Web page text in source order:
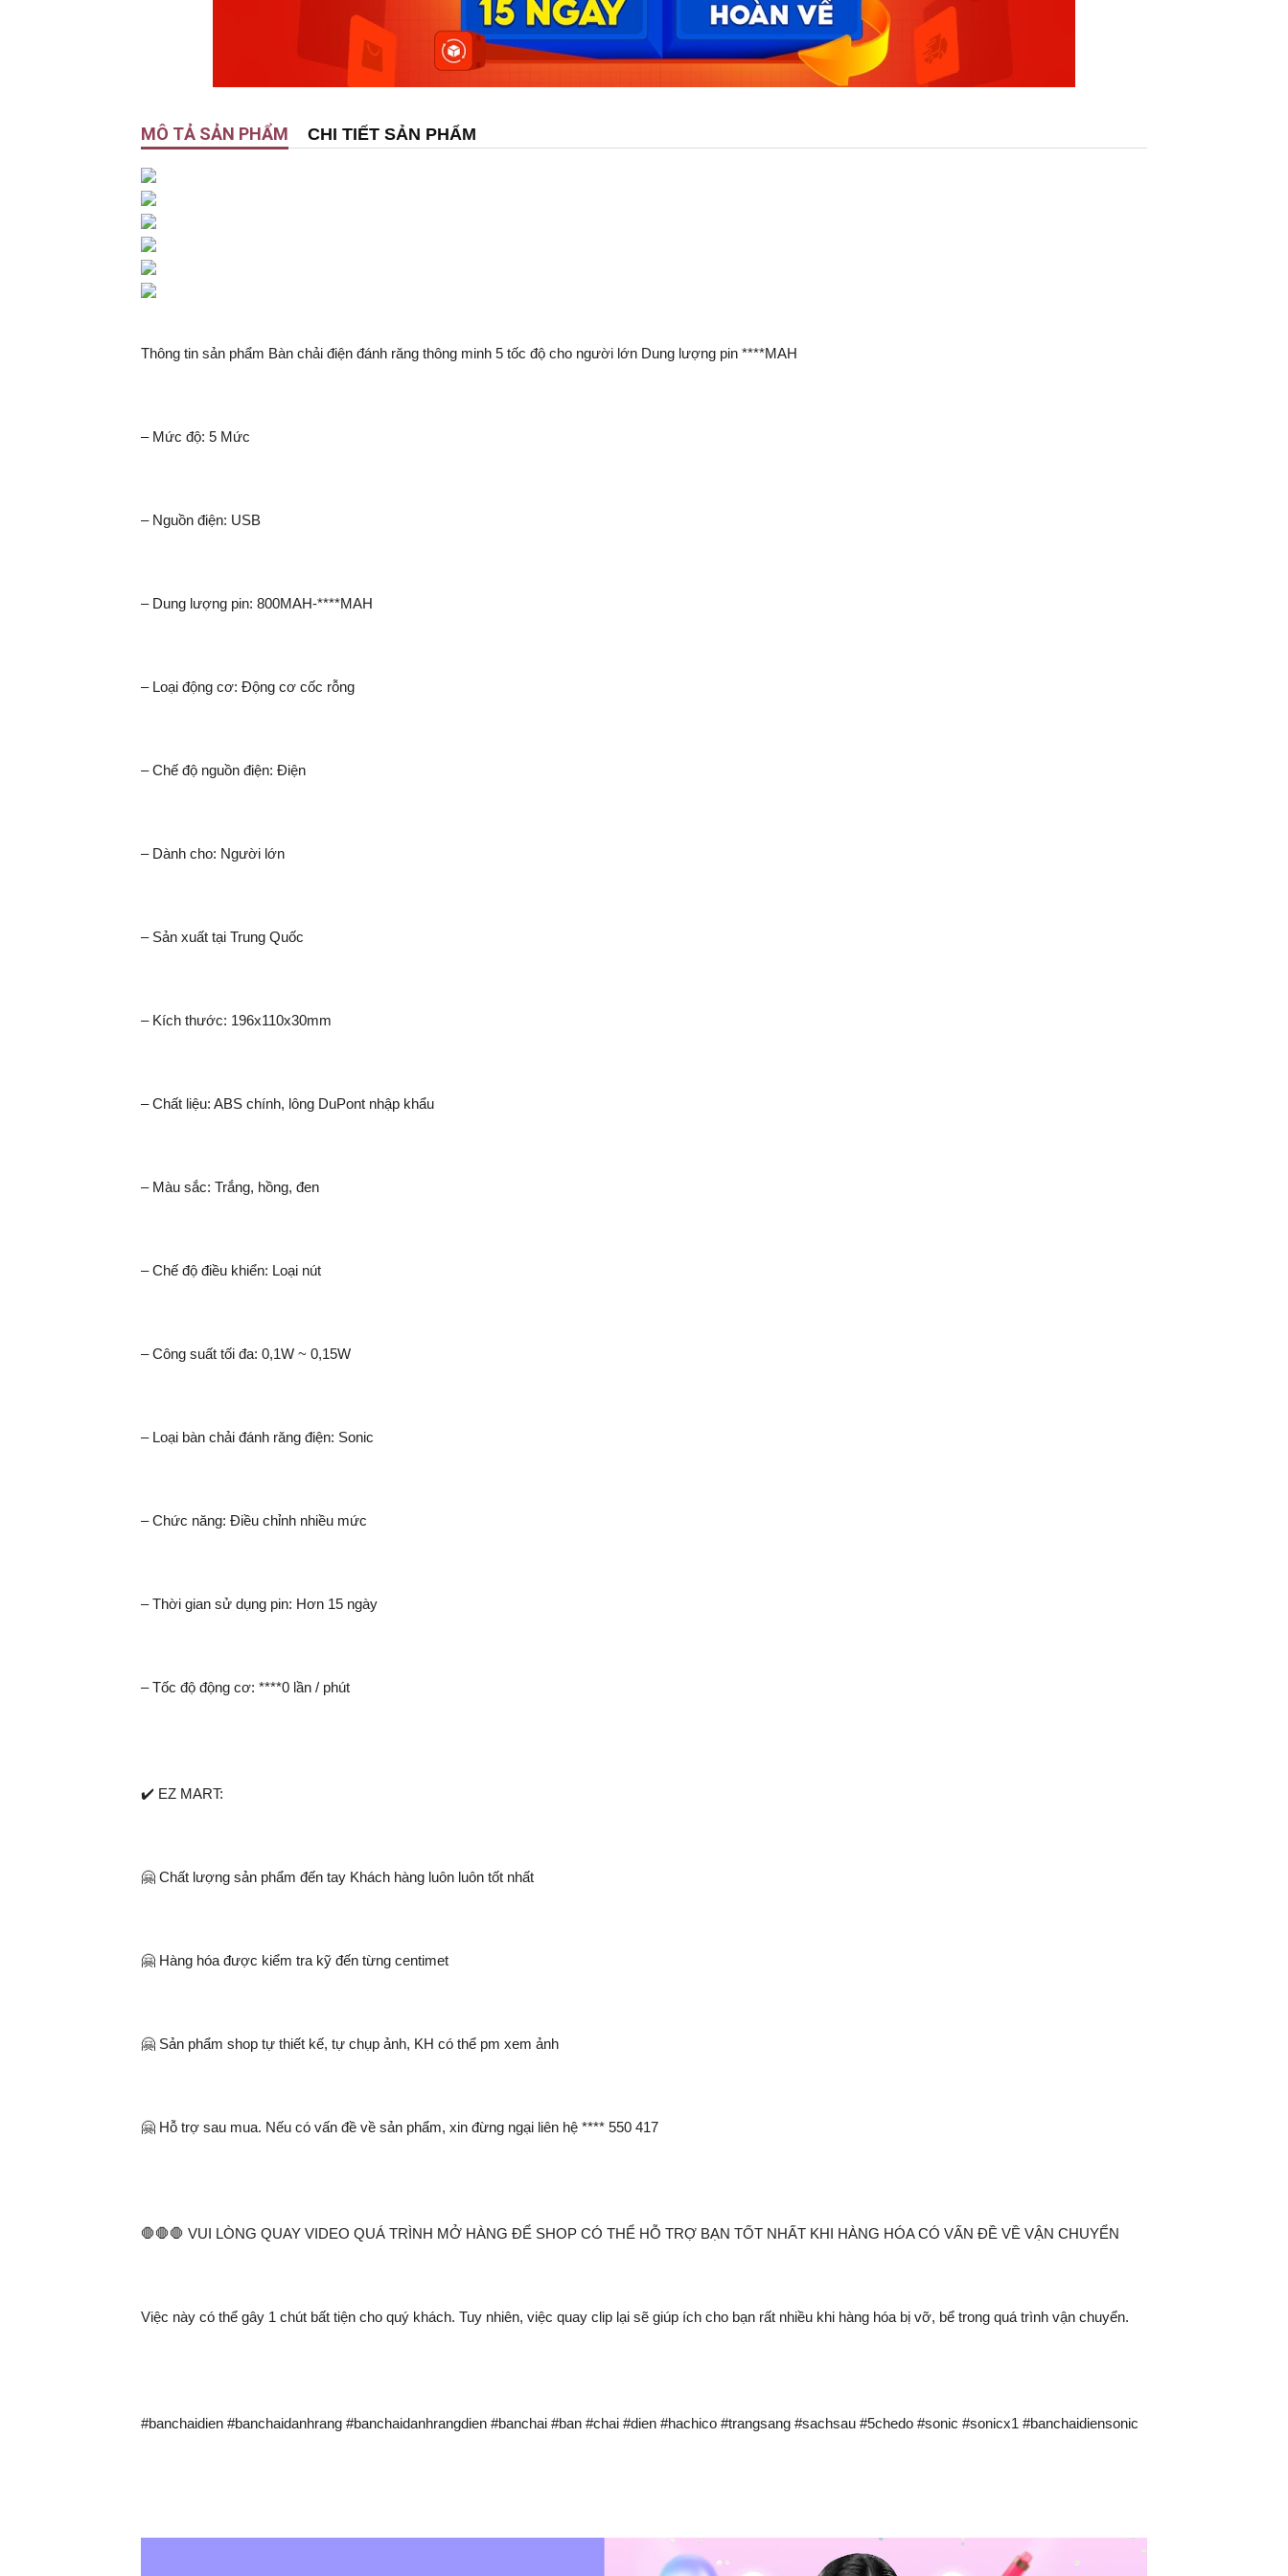
MÔ TẢ SẢN PHẨM CHI TIẾT SẢN PHẨM
Thông tin sản phẩm Bàn chải điện đánh răng thông minh 5 tốc độ cho người lớn Dung lượng pin ****MAH
– Mức độ: 5 Mức
– Nguồn điện: USB
– Dung lượng pin: 800MAH-****MAH
– Loại động cơ: Động cơ cốc rỗng
– Chế độ nguồn điện: Điện
– Dành cho: Người lớn
– Sản xuất tại Trung Quốc
– Kích thước: 196x110x30mm
– Chất liệu: ABS chính, lông DuPont nhập khẩu
– Màu sắc: Trắng, hồng, đen
– Chế độ điều khiển: Loại nút
– Công suất tối đa: 0,1W ~ 0,15W
– Loại bàn chải đánh răng điện: Sonic
– Chức năng: Điều chỉnh nhiều mức
– Thời gian sử dụng pin: Hơn 15 ngày
– Tốc độ động cơ: ****0 lần / phút
✔️ EZ MART:
🤗 Chất lượng sản phẩm đến tay Khách hàng luôn luôn tốt nhất
🤗 Hàng hóa được kiểm tra kỹ đến từng centimet
🤗 Sản phẩm shop tự thiết kế, tự chụp ảnh, KH có thể pm xem ảnh
🤗 Hỗ trợ sau mua. Nếu có vấn đề về sản phẩm, xin đừng ngại liên hệ **** 550 417
🛑🛑🛑 VUI LÒNG QUAY VIDEO QUÁ TRÌNH MỞ HÀNG ĐỂ SHOP CÓ THỂ HỖ TRỢ BẠN TỐT NHẤT KHI HÀNG HÓA CÓ VẤN ĐỀ VỀ VẬN CHUYỂN
Việc này có thể gây 1 chút bất tiện cho quý khách. Tuy nhiên, việc quay clip lại sẽ giúp ích cho bạn rất nhiều khi hàng hóa bị vỡ, bể trong quá trình vận chuyển.
#banchaidien #banchaidanhrang #banchaidanhrangdien #banchai #ban #chai #dien #hachico #trangsang #sachsau #5chedo #sonic #sonicx1 #banchaidiensonic